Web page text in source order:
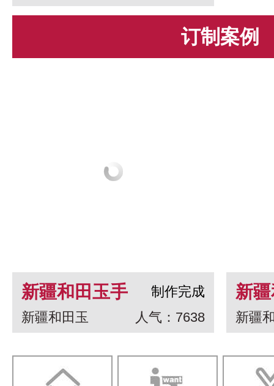
订制案例
新疆和田玉手
串 龙生九子
制作完成
新疆和田玉
人气：7638
新
白
一
新疆